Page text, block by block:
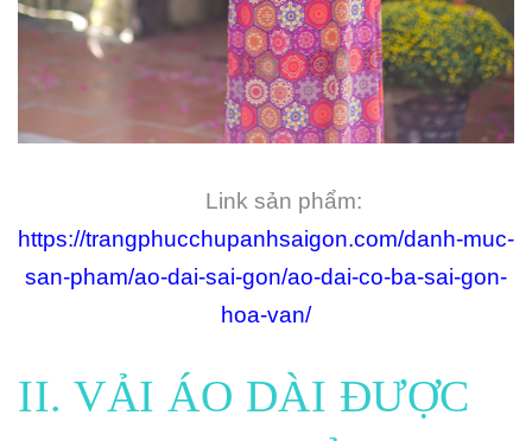
Link sản phẩm:
https://trangphucchupanhsaigon.com/danh-muc-
san-pham/ao-dai-sai-gon/ao-dai-co-ba-sai-gon-
hoa-van/
II. VẢI ÁO DÀI ĐƯỢC